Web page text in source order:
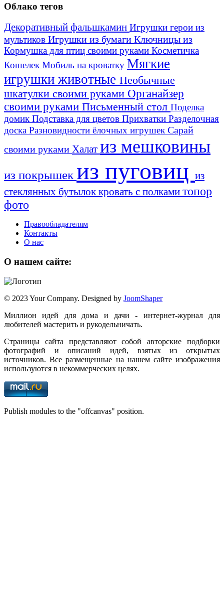
Облако тегов
Декоративный фальшкамин Игрушки герои из
мультиков Игрушки из бумаги Ключницы из
Кормушка для птиц своими руками Косметичка
КошелекМобиль на кроватку Мягкие
игрушки животные Необычные
шкатулки своими руками Органайзер
своими руками Письменный стол Поделка
домикПодставка для цветов Прихватки Разделочная
доска Разновидности ёлочных игрушекСарай
своими руками Халат из мешковины
из покрышек из пуговиц из
стеклянных бутылоккровать с полками топор
фото
Правообладателям
Контакты
О нас
О нашем сайте:
© 2023 Your Company. Designed by JoomShaper
Миллион идей для дома и дачи - интернет-журнал для
любителей мастерить и рукодельничать.
Страницы сайта представляют собой авторские подборки
фотографий и описаний идей, взятых из открытых
источников. Все размещенные на нашем сайте изображения
используются в некоммерческих целях.
Publish modules to the "offcanvas" position.